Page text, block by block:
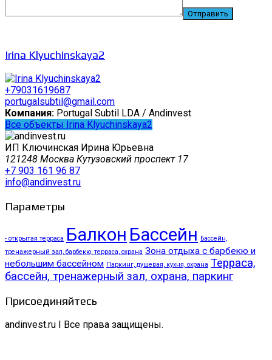
Irina Klyuchinskaya2
+79031619687
portugalsubtil@gmail.com
Компания: Portugal Subtil LDA / Andinvest
Все объекты Irina Klyuchinskaya2
ИП Ключинская Ирина Юрьевна
121248 Москва Кутузовский проспект 17
+7 903 161 96 87
info@andinvest.ru
Параметры
- открытая терраса Балкон Бассейн Бассейн,
тренажерный зал, барбекю, терраса, охрана Зона отдыха с барбекю и
небольшим бассейном Паркинг, душевая, кухня, охрана Терраса,
бассейн, тренажерный зал, охрана, паркинг
Присоединяйтесь
andinvest.ru I Все права защищены.